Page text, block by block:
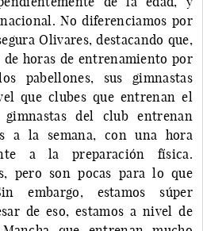
No diferenciamos por
Olivares, destacando que,
horas de entrenamiento por
pabellones, sus gimnastas
que clubes que entrenan el
del club entrenan
a la semana, con una hora
a la preparación física.
pero son pocas para lo que
embargo, estamos súper
de eso, estamos a nivel de